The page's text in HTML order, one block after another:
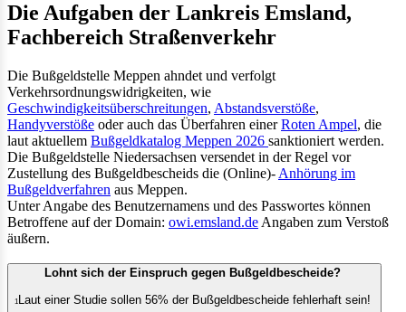
Die Aufgaben der Lankreis Emsland,
Fachbereich Straßenverkehr
Die Bußgeldstelle Meppen ahndet und verfolgt
Verkehrsordnungswidrigkeiten, wie
Geschwindigkeitsüberschreitungen, Abstandsverstöße,
Handyverstöße oder auch das Überfahren einerRoten Ampel, die
laut aktuellem Bußgeldkatalog Meppen 2026 sanktioniert werden.
Die Bußgeldstelle Niedersachsen versendet in der Regel vor
Zustellung des Bußgeldbescheids die (Online)- Anhörung im
Bußgeldverfahren aus Meppen.
Unter Angabe des Benutzernamens und des Passwortes können
Betroffene auf der Domain: owi.emsland.de Angaben zum Verstoß
äußern.
Lohnt sich der Einspruch gegen Bußgeldbescheide?
1 Laut einer Studie sollen 56% der Bußgeldbescheide fehlerhaft sein!